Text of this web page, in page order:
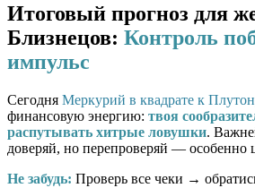
Итоговый прогноз для
Близнецов: Контроль
импульс
Сегодня Меркурий в квадрате к
финансовую энергию: твоя
распутывать хитрые ловушки.
доверяй, но перепроверяй — особенно
Не забудь: Проверь все чеки →